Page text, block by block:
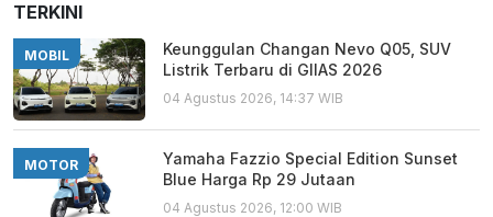
TERKINI
MOBIL
Keunggulan Changan Nevo Q05, SUV
Listrik Terbaru di GIIAS 2026
04 Agustus 2026, 14:37 WIB
MOTOR
Yamaha Fazzio Special Edition Sunset
Blue Harga Rp 29 Jutaan
04 Agustus 2026, 12:00 WIB